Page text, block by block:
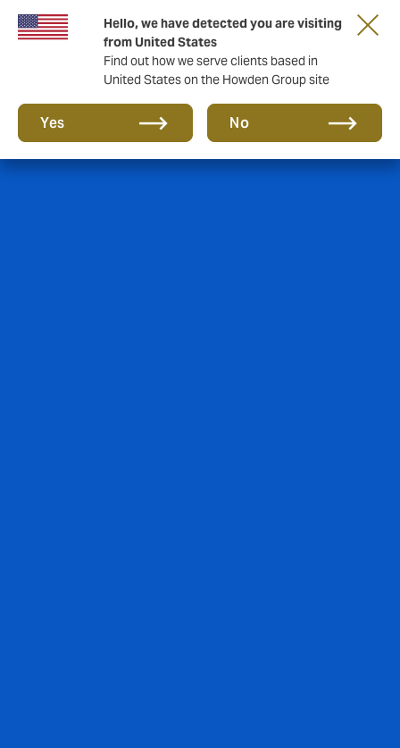
Hello, we have detected you are visiting
from United States
Find out how we serve clients based in
United States on the Howden Group site
Yes No